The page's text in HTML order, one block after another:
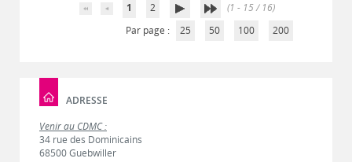
1 2
(1 - 15 / 16)
Par page :
25 50 100 200
ADRESSE
Venir au CDMC :
34 rue des Dominicains
68500 Guebwiller